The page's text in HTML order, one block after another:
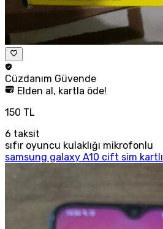
Cüzdanım Güvende
Elden al, kartla öde!
150 TL
6 taksit
sıfır oyuncu kulaklığı mikrofonlu
samsung galaxy A10 cift sim kartlı